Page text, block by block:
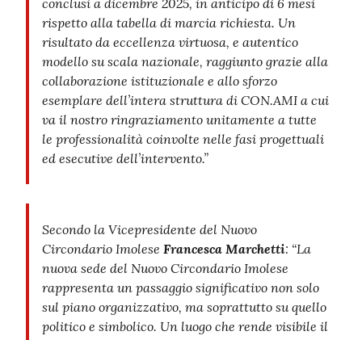
rispetto alla tabella di marcia richiesta. Un
risultato da eccellenza virtuosa, e autentico
modello su scala nazionale, raggiunto grazie alla
collaborazione istituzionale e allo sforzo
esemplare dell’intera struttura di CON.AMI a cui
va il nostro ringraziamento unitamente a tutte
le professionalità coinvolte nelle fasi progettuali
ed esecutive dell’intervento.”
Secondo laVicepresidente del Nuovo
Circondario Imolese Francesca Marchetti: “La
nuova sede del Nuovo Circondario Imolese
rappresenta un passaggio significativo non solo
sul piano organizzativo, ma soprattutto su quello
politico e simbolico. Un luogo che rende visibile il